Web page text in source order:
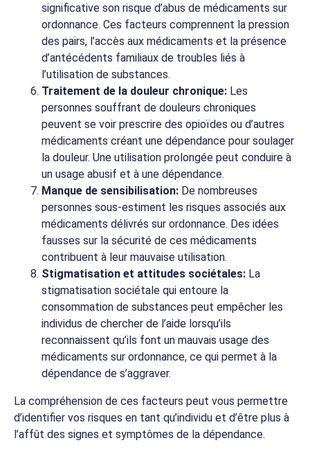
significative son risque d’abus de médicaments sur
ordonnance. Ces facteurs comprennent la pression
des pairs, l’accès aux médicaments et la présence
d’antécédents familiaux de troubles liés à
l’utilisation de substances.
Traitement de la douleur chronique: Les
personnes souffrant de douleurs chroniques
peuvent se voir prescrire des opioïdes ou d’autres
médicaments créant une dépendance pour soulager
la douleur. Une utilisation prolongée peut conduire à
un usage abusif et à une dépendance.
Manque de sensibilisation: De nombreuses
personnes sous-estiment les risques associés aux
médicaments délivrés sur ordonnance. Des idées
fausses sur la sécurité de ces médicaments
contribuent à leur mauvaise utilisation.
Stigmatisation et attitudes sociétales: La
stigmatisation sociétale qui entoure la
consommation de substances peut empêcher les
individus de chercher de l’aide lorsqu’ils
reconnaissent qu’ils font un mauvais usage des
médicaments sur ordonnance, ce qui permet à la
dépendance de s’aggraver.
La compréhension de ces facteurs peut vous permettre
d’identifier vos risques en tant qu’individu et d’être plus à
l’affût des signes et symptômes de la dépendance.